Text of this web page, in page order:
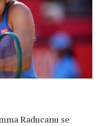
Raducanu se